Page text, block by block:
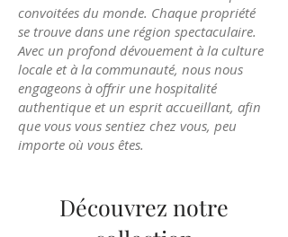
convoitées du monde. Chaque propriété
se trouve dans une région spectaculaire.
Avec un profond dévouement à la culture
locale et à la communauté, nous nous
engageons à offrir une hospitalité
authentique et un esprit accueillant, afin
que vous vous sentiez chez vous, peu
importe où vous êtes.
Découvrez notre